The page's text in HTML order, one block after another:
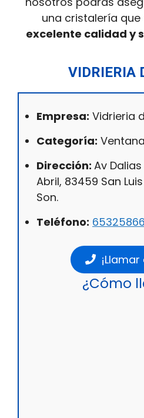
una cristalería
excelente calidad y
VIDRIERIA
Empresa: Vidrieria
Categoría:
Dirección: Av Dalias
Abril, 83459 San
Son.
Teléfono:
¿Cómo